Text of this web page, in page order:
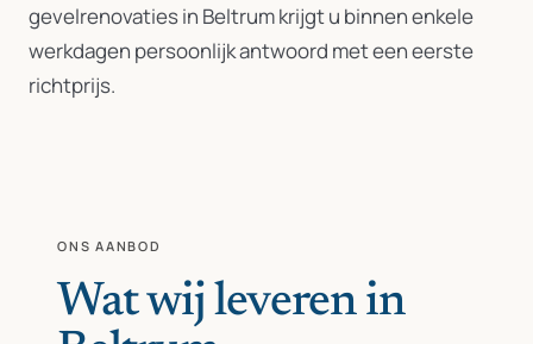
gevelrenovaties in Beltrum krijgt u binnen enkele
werkdagen persoonlijk antwoord met een eerste
richtprijs.
ONS AANBOD
Wat wij leveren in